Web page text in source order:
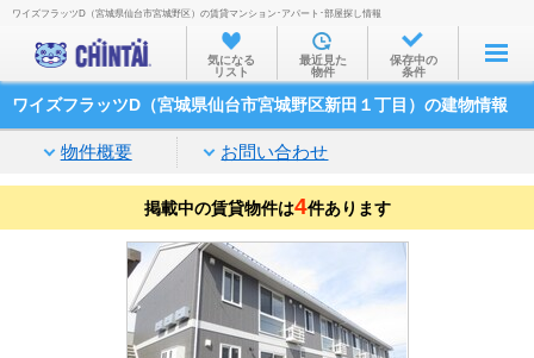
お部屋を探す
沿線・駅から
家賃相場から
通勤通学時間から
不動産会社から
TOP
ワイズフラッツD（宮城県仙台市宮城野区）の賃貸マンション･アパート･部屋探し情報
気になる
リスト
最近見た
物件
保存中の
条件
ワイズフラッツD（宮城県仙台市宮城野区新田１丁目）の建物情報
物件概要 お問い合わせ
掲載中の賃貸物件は4件あります